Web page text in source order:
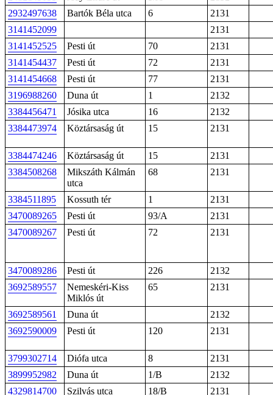
2932497638
Bartók Béla utca 6
2131
3141452099
2131
3141452525
Pesti út 70
2131
3141454437
Pesti út 72
2131
3141454668
Pesti út 77
2131
3196988260
Duna út 1
2132
3384456471
Jósika utca 16
2132
3384473974
Köztársaság út 15 2131
3384474246 Köztársaság út 15
2131
3384508268
Mikszáth Kálmán
utca
68 2131
3384511895 Kossuth tér 1
2131
3470089265
Pesti út 93/A
2131
3470089267
Pesti út 72 2131
3470089286 Pesti út 226
2132
3692589557
Nemeskéri-Kiss
Miklós út
65 2131
3692589561 Duna út
2132
3692590009
Pesti út 120 2131
3799302714 Diófa utca 8
2131
3899952982
Duna út 1/B
2132
4329814700
Szilvás utca 18/B
2131